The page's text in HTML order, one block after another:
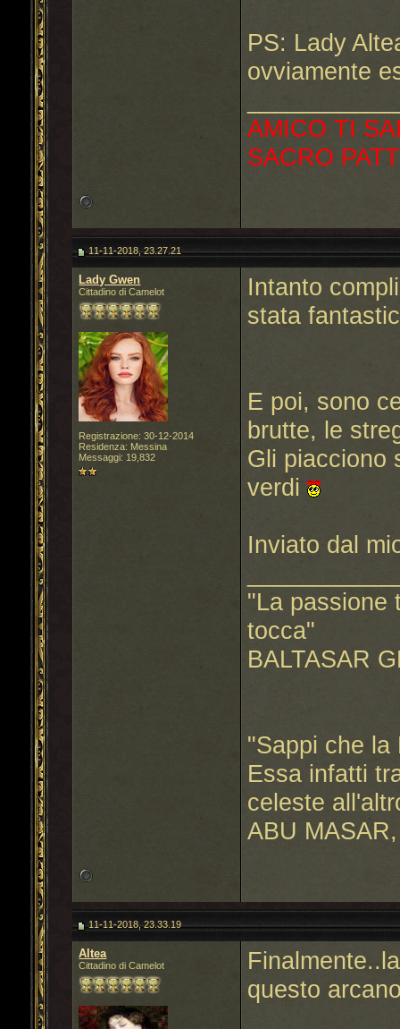
PS: Lady
ovviamente
AMICO TI
SACRO
11-11-2018, 23.27.21
Lady Gwen
Cittadino di Camelot
Registrazione: 30-12-2014
Residenza: Messina
Messaggi: 19,832
Intanto
stata
E poi, sono
brutte, le
Gli piacciono
verdi
Inviato dal
"La passione
tocca"
BALTASAR
"Sappi che la
Essa infatti
celeste
ABU
11-11-2018, 23.33.19
Altea
Cittadino di Camelot
questo